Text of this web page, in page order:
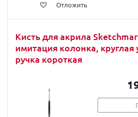
Отложить
Кисть для акрила
имитация колонка, круглая
ручка короткая